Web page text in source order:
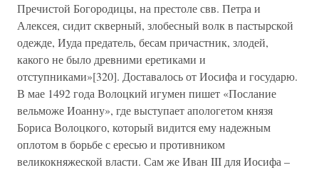
Пречистой Богородицы, на престоле свв. Петра и
Алексея, сидит скверный, злобесный волк в пастырской
одежде, Иуда предатель, бесам причастник, злодей,
какого не было древними еретиками и
отступниками»[320]. Доставалось от Иосифа и государю.
В мае 1492 года Волоцкий игумен пишет «Послание
вельможе Иоанну», где выступает апологетом князя
Бориса Волоцкого, который видится ему надежным
оплотом в борьбе с ересью и противником
великокняжеской власти. Сам же Иван III для Иосифа –